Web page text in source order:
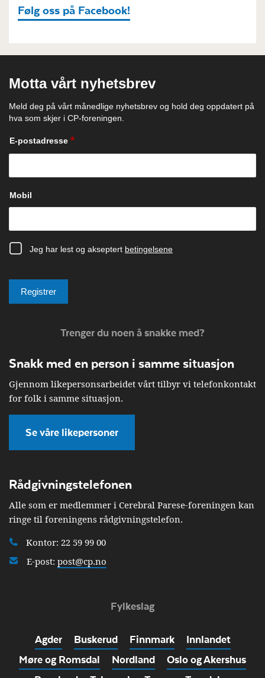
Følg oss på Facebook!
Trenger du noen å snakke med?
Snakk med en person i samme situasjon
Gjennom likepersonsarbeidet vårt tilbyr vi telefonkontakt
for folk i samme situasjon.
Se våre likepersoner
Rådgivningstelefonen
Alle som er medlemmer i Cerebral Parese-foreningen kan
ringe til foreningens rådgivningstelefon.
Kontor: 22 59 99 00
E-post: post@cp.no
Fylkeslag
Agder
Buskerud Finnmark
Innlandet
Møre og Romsdal
Nordland
Oslo og Akershus